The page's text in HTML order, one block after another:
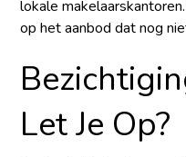
lokale
op het aanbod dat nog
Let Je Op?